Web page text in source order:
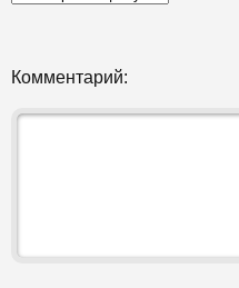
Комментарий: